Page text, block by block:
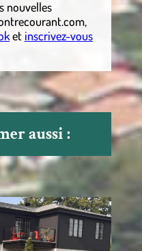
nouvelles
,
et inscrivez-vous
aussi :